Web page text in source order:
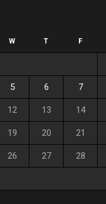
W T F
5 6 7
12 13 14
19 20 21
26 27 28